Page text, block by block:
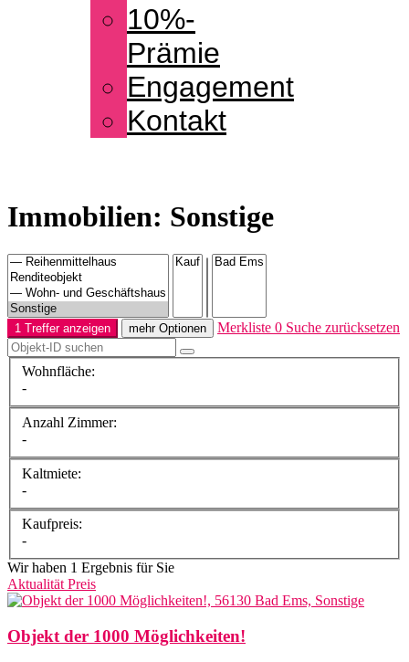
10%-
Prämie
Engagement
Kontakt
Immobilien: Sonstige
1 Treffer anzeigen mehr Optionen Merkliste 0 Suche zurücksetzen
Wohnfläche:
-
Anzahl Zimmer:
-
Kaltmiete:
-
Kaufpreis:
-
Wir haben 1 Ergebnis für Sie
Aktualität Preis
Objekt der 1000 Möglichkeiten!